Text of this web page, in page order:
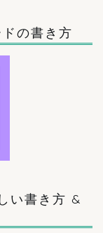
の書き方
い書き方 &